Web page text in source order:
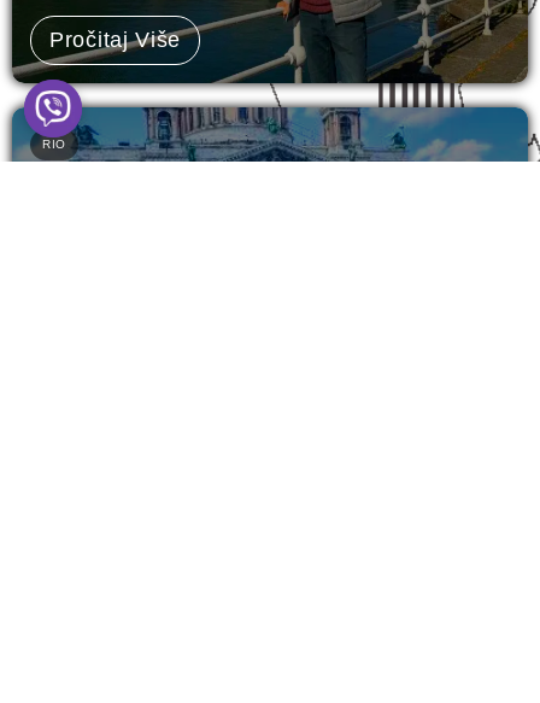
Pročitaj Više
RIO